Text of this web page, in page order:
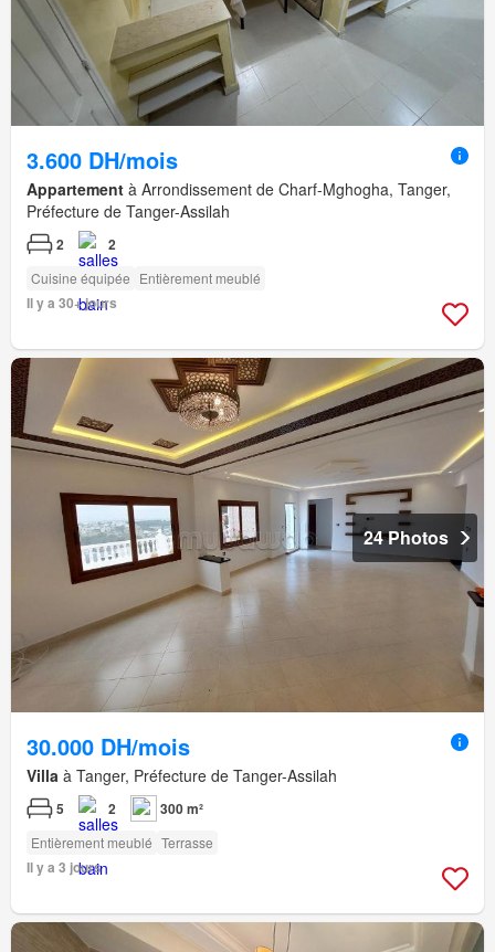
3.600 DH/mois
Appartement à Arrondissement de Charf-Mghogha, Tanger,
Préfecture de Tanger-Assilah
2 2
Cuisine équipée Entièrement meublé
Il y a 30+ jours
24 Photos
30.000 DH/mois
Villa à Tanger, Préfecture de Tanger-Assilah
5 2 300 m²
Entièrement meublé Terrasse
Il y a 3 jours